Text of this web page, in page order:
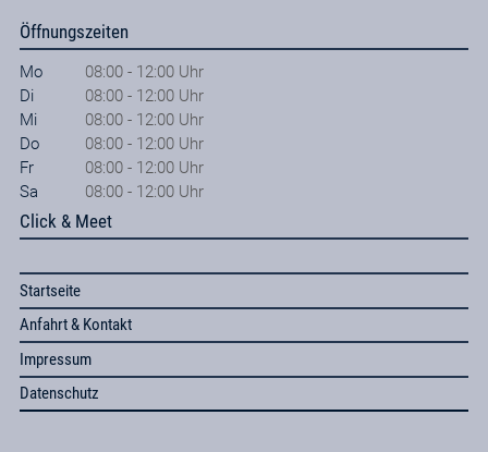
Öffnungszeiten
Mo
08:00 - 12:00 Uhr
Di
08:00 - 12:00 Uhr
Mi
08:00 - 12:00 Uhr
Do
08:00 - 12:00 Uhr
Fr
08:00 - 12:00 Uhr
Sa
08:00 - 12:00 Uhr
Click & Meet
Startseite
Anfahrt & Kontakt
Impressum
Datenschutz